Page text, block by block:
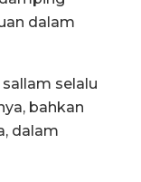
dalam
selalu
bahkan
dalam